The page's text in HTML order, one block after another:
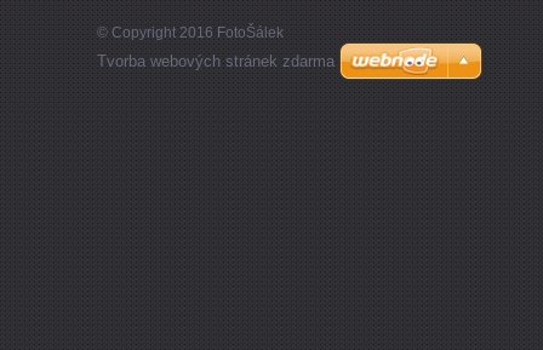
© Copyright 2016 FotoŠálek
Tvorba webových stránek zdarma